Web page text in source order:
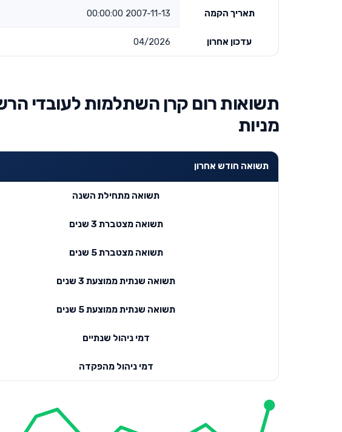
תאריך הקמה 2007-11-13 00:00:00
עדכון אחרון 04/2026
תשואות רום קרן השתלמות לעובדי
מניות
תשואה חודש אחרון
תשואה מתחילת השנה
תשואה מצטברת 3 שנים
תשואה מצטברת 5 שנים
תשואה שנתית ממוצעת 3 שנים
תשואה שנתית ממוצעת 5 שנים
דמי ניהול שנתיים
דמי ניהול מהפקדה